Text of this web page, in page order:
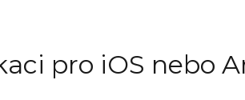
pro iOS nebo